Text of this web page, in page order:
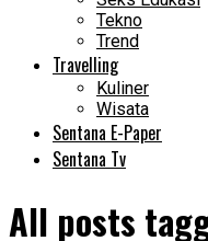
Tekno
Trend
Travelling
Kuliner
Wisata
Sentana E-Paper
Sentana Tv
All posts